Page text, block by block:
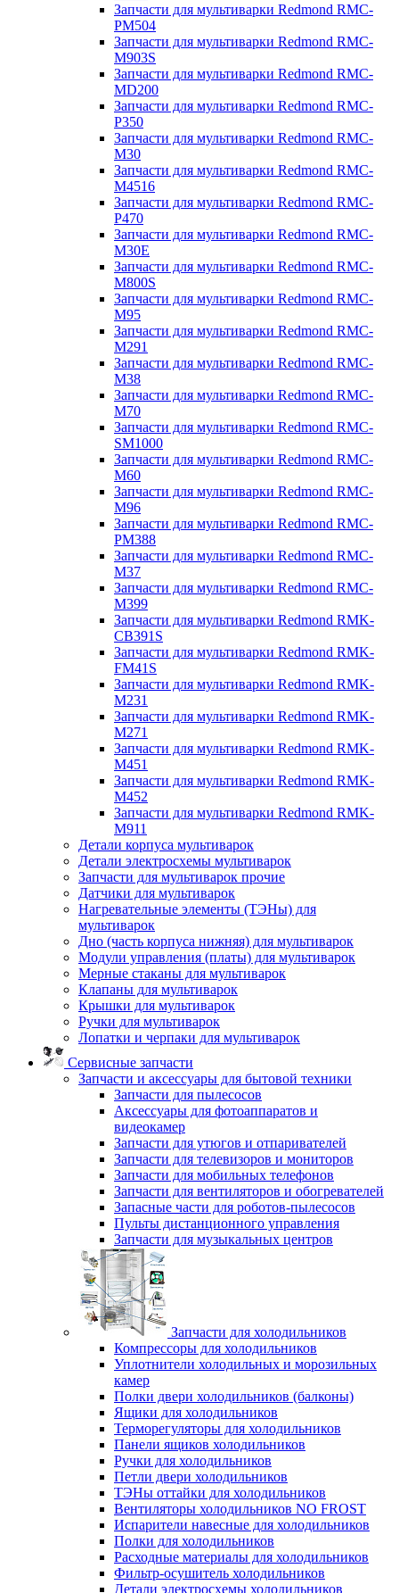
Запчасти для мультиварки Redmond RMC-
PM504
Запчасти для мультиварки Redmond RMC-
M903S
Запчасти для мультиварки Redmond RMC-
MD200
Запчасти для мультиварки Redmond RMC-
P350
Запчасти для мультиварки Redmond RMC-
M30
Запчасти для мультиварки Redmond RMC-
M4516
Запчасти для мультиварки Redmond RMC-
P470
Запчасти для мультиварки Redmond RMC-
M30E
Запчасти для мультиварки Redmond RMC-
M800S
Запчасти для мультиварки Redmond RMC-
M95
Запчасти для мультиварки Redmond RMC-
M291
Запчасти для мультиварки Redmond RMC-
M38
Запчасти для мультиварки Redmond RMC-
M70
Запчасти для мультиварки Redmond RMC-
SM1000
Запчасти для мультиварки Redmond RMC-
M60
Запчасти для мультиварки Redmond RMC-
M96
Запчасти для мультиварки Redmond RMC-
PM388
Запчасти для мультиварки Redmond RMC-
M37
Запчасти для мультиварки Redmond RMC-
M399
Запчасти для мультиварки Redmond RMK-
CB391S
Запчасти для мультиварки Redmond RMK-
FM41S
Запчасти для мультиварки Redmond RMK-
M231
Запчасти для мультиварки Redmond RMK-
M271
Запчасти для мультиварки Redmond RMK-
M451
Запчасти для мультиварки Redmond RMK-
M452
Запчасти для мультиварки Redmond RMK-
M911
Детали корпуса мультиварок
Детали электросхемы мультиварок
Запчасти для мультиварок прочие
Датчики для мультиварок
Нагревательные элементы (ТЭНы) для
мультиварок
Дно (часть корпуса нижняя) для мультиварок
Модули управления (платы) для мультиварок
Мерные стаканы для мультиварок
Клапаны для мультиварок
Крышки для мультиварок
Ручки для мультиварок
Лопатки и черпаки для мультиварок
Сервисные запчасти
Запчасти и аксессуары для бытовой техники
Запчасти для пылесосов
Аксессуары для фотоаппаратов и
видеокамер
Запчасти для утюгов и отпаривателей
Запчасти для телевизоров и мониторов
Запчасти для мобильных телефонов
Запчасти для вентиляторов и обогревателей
Запасные части для роботов-пылесосов
Пульты дистанционного управления
Запчасти для музыкальных центров
Запчасти для холодильников
Компрессоры для холодильников
Уплотнители холодильных и морозильных
камер
Полки двери холодильников (балконы)
Ящики для холодильников
Терморегуляторы для холодильников
Панели ящиков холодильников
Ручки для холодильников
Петли двери холодильников
ТЭНы оттайки для холодильников
Вентиляторы холодильников NO FROST
Испарители навесные для холодильников
Полки для холодильников
Расходные материалы для холодильников
Фильтр-осушитель холодильников
Детали электросхемы холодильников